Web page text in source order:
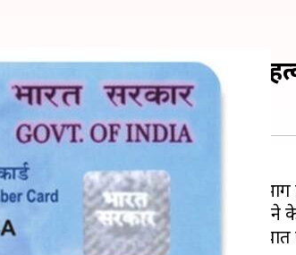
हैं, तो पहले जान के कुछ
पहचान है, जो आयकर विभाग
वेतन/व्यावसायिक शुल्क प्राप्त करने